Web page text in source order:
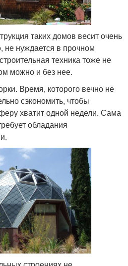
таких домов весит очень
не нуждается в прочном
техника тоже не
можно и без нее.
Время, которого вечно не
сэкономить, чтобы
хватит одной недели. Сама
обладания